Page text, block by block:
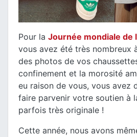
Pour la Journée mondiale de
vous avez été très nombreux
des photos de vos
confinement et la morosité
eu raison de vous, vous avez
faire parvenir votre soutien à
parfois très originale !
Cette année, nous avons